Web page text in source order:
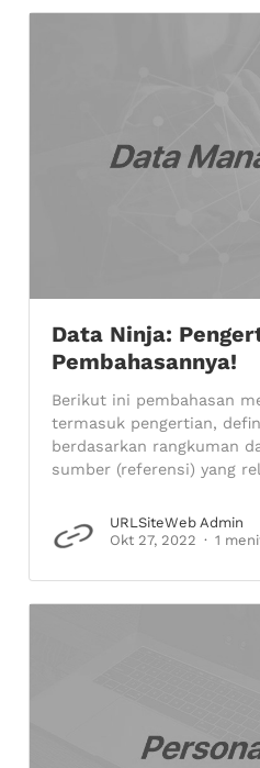
Data Ninja:
Pembahasannya!
Berikut ini pembahasan
termasuk pengertian,
berdasarkan rangkuman
sumber (referensi) yang
URLSiteWeb Admin
Okt 27, 2022
1